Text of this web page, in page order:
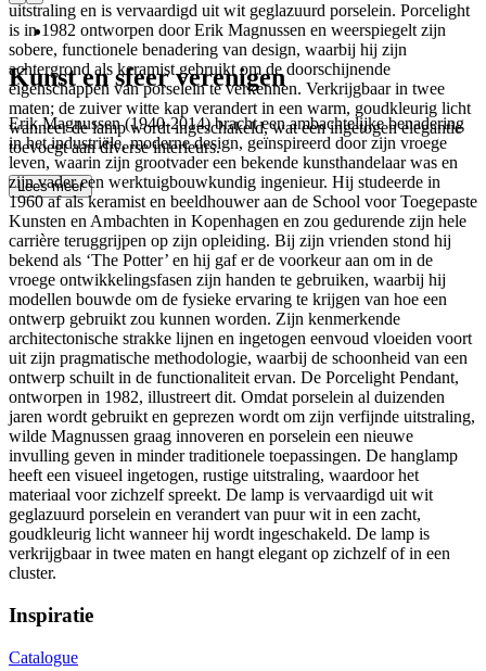
uitstraling en is vervaardigd uit wit geglazuurd porselein. Porcelight
is in 1982 ontworpen door Erik Magnussen en weerspiegelt zijn
sobere, functionele benadering van design, waarbij hij zijn
achtergrond als keramist gebruikt om de doorschijnende
eigenschappen van porselein te verkennen. Verkrijgbaar in twee
maten; de zuiver witte kap verandert in een warm, goudkleurig licht
wanneer de lamp wordt ingeschakeld, wat een ingetogen elegantie
toevoegt aan diverse interieurs.
Lees meer
Kunst en sfeer verenigen
Erik Magnussen (1940-2014) bracht een ambachtelijke benadering
in het industriële, moderne design, geïnspireerd door zijn vroege
leven, waarin zijn grootvader een bekende kunsthandelaar was en
zijn vader een werktuigbouwkundig ingenieur. Hij studeerde in
1960 af als keramist en beeldhouwer aan de School voor Toegepaste
Kunsten en Ambachten in Kopenhagen en zou gedurende zijn hele
carrière teruggrijpen op zijn opleiding. Bij zijn vrienden stond hij
bekend als ‘The Potter’ en hij gaf er de voorkeur aan om in de
vroege ontwikkelingsfasen zijn handen te gebruiken, waarbij hij
modellen bouwde om de fysieke ervaring te krijgen van hoe een
ontwerp gebruikt zou kunnen worden. Zijn kenmerkende
architectonische strakke lijnen en ingetogen eenvoud vloeiden voort
uit zijn pragmatische methodologie, waarbij de schoonheid van een
ontwerp schuilt in de functionaliteit ervan. De Porcelight Pendant,
ontworpen in 1982, illustreert dit. Omdat porselein al duizenden
jaren wordt gebruikt en geprezen wordt om zijn verfijnde uitstraling,
wilde Magnussen graag innoveren en porselein een nieuwe
invulling geven in minder traditionele toepassingen. De hanglamp
heeft een visueel ingetogen, rustige uitstraling, waardoor het
materiaal voor zichzelf spreekt. De lamp is vervaardigd uit wit
geglazuurd porselein en verandert van puur wit in een zacht,
goudkleurig licht wanneer hij wordt ingeschakeld. De lamp is
verkrijgbaar in twee maten en hangt elegant op zichzelf of in een
cluster.
Inspiratie
Catalogue